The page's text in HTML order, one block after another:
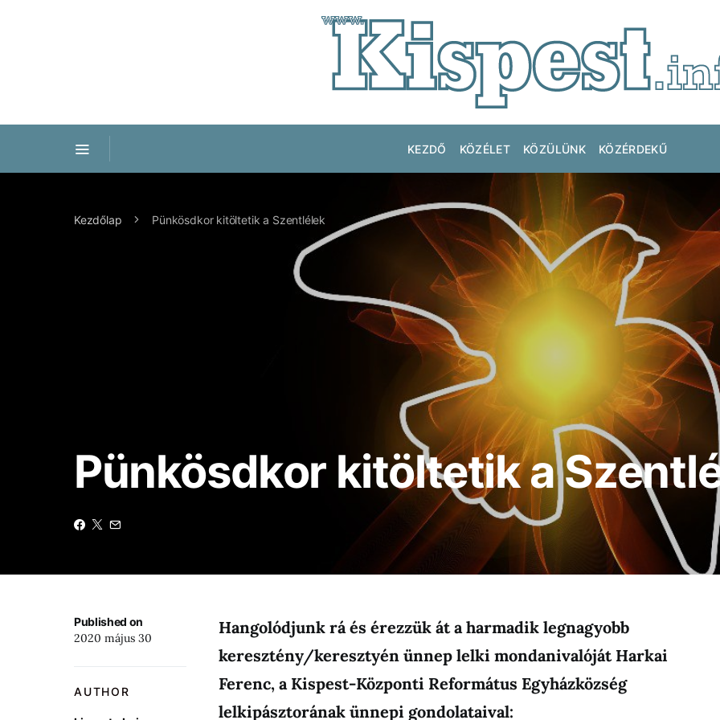
KEZDŐ KÖZÉLET KÖZÜLÜNK KÖZÉRDEKŰ
Kezdőlap Pünkösdkor kitöltetik a Szentlélek
Pünkösdkor kitöltetik a
Published on
2020 május 30
AUTHOR
Hangolódjunk rá és érezzük át a harmadik legnagyobb
keresztény/keresztyén ünnep lelki mondanivalóját Harkai
Ferenc, a Kispest-Központi Református Egyházközség
lelkipásztorának ünnepi gondolataival: